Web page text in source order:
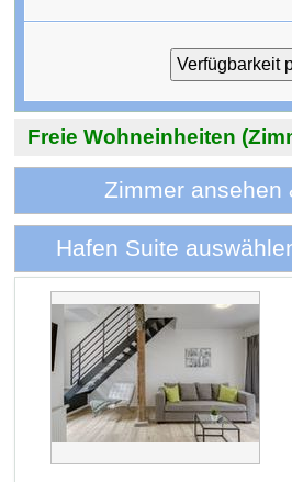
Freie Wohneinheiten
Zimmer ansehen
Hafen Suite